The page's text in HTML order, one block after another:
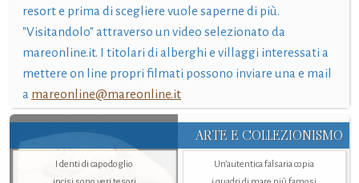
resort e prima di scegliere vuole saperne di più.
"Visitandolo" attraverso un video selezionato da
mareonline.it. I titolari di alberghi e villaggi interessati a
mettere on line propri filmati possono inviare una e mail
a mareonline@mareonline.it
ARTE E COLLEZIONISMO
I denti di capodoglio
Un’autentica falsaria copia